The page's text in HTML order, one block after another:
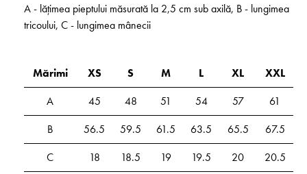
A - lățimea pieptului măsurată la 2,5 cm sub axilă, B - lungimea
tricoului, C - lungimea mânecii
Mărimi XS S M L XL
XXL
A
45 48 51 54 57
61
B
56.5 59.5 61.5 63.5 65.5
67.5
C
18 18.5 19 19.5 20 20.5